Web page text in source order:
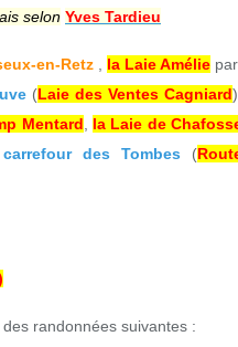
selon Yves Tardieu
en-Retz, la Laie Amélie
(Laie des Ventes Cagniard),
Mentard
la Laie de
carrefour des Tombes (
randonnées suivantes :